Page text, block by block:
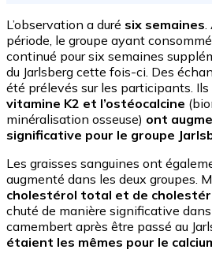
L’observation a duré six semaines.
période, le groupe ayant
continué pour six semaines
du Jarlsberg cette fois-ci. Des
été prélevés sur les participants.
vitamine K2 et l’ostéocalcine
minéralisation osseuse) ont
significative pour le groupe
Les graisses sanguines ont
augmenté dans les deux groupes.
cholestérol total et de
chuté de manière significative
camembert après être passé au
étaient les mêmes pour le